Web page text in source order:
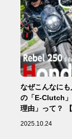
なぜこんなに
の「E-Clutch
理由」って？
2025.10.24